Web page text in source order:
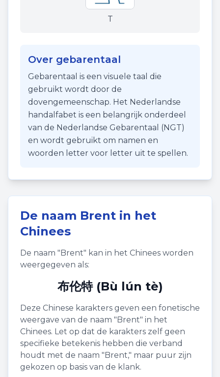
T
Over gebarentaal
Gebarentaal is een visuele taal die
gebruikt wordt door de
dovengemeenschap. Het Nederlandse
handalfabet is een belangrijk onderdeel
van de Nederlandse Gebarentaal (NGT)
en wordt gebruikt om namen en
woorden letter voor letter uit te spellen.
De naam Brent in het
Chinees
De naam "Brent" kan in het Chinees worden
weergegeven als:
布伦特 (Bù lún tè)
Deze Chinese karakters geven een fonetische
weergave van de naam "Brent" in het
Chinees. Let op dat de karakters zelf geen
specifieke betekenis hebben die verband
houdt met de naam "Brent," maar puur zijn
gekozen op basis van de klank.